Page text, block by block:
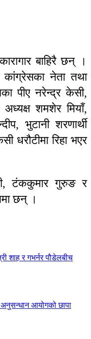
बाहिरै छन् ।
कांग्रेसका नेता तथा
पीए नरेन्द्र केसी,
शमशेर मियाँ,
भुटानी शरणार्थी
धरौटीमा रिहा भएर
टंककुमार गुरुङ र
छन् ।
शाह र गभर्नर पौडेलबीच
अनुसन्धान आयोगको छापा